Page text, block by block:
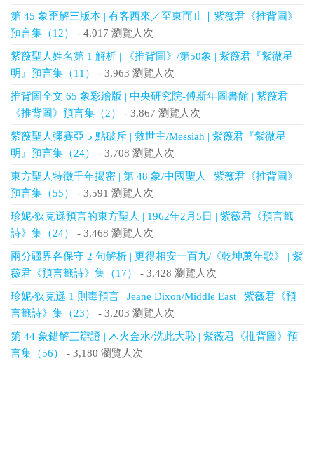
第 45 象歪解三版本 | 有客西來／至東而止｜紫薇君《推背圖》
預言集（12）
- 4,017 瀏覽人次
紫薇聖人姓名第 1 解析 | 《推背圖》/第50象 | 紫薇君『紫微星
明』預言集（11）
- 3,963 瀏覽人次
推背圖全文 65 象彩繪版 | 中央研究院-傅斯年圖書館 | 紫薇君
《推背圖》預言集（2）
- 3,867 瀏覽人次
紫薇聖人彌賽亞 5 點破斥 | 救世主/Messiah | 紫薇君『紫微星
明』預言集（24）
- 3,708 瀏覽人次
東方聖人特徵千年揭密 | 第 48 象/中國聖人 | 紫薇君《推背圖》
預言集（55）
- 3,591 瀏覽人次
珍妮‧狄克遜預言的東方聖人 | 1962年2月5日 | 紫薇君《預言籤
詩》集（24）
- 3,468 瀏覽人次
兩分疆界各保守 2 句解析 | 更得相安一百九/《乾坤萬年歌》 | 紫
薇君《預言籤詩》集（17）
- 3,428 瀏覽人次
珍妮‧狄克遜 1 則毒預言 | Jeane Dixon/Middle East | 紫薇君《預
言籤詩》集（23）
- 3,203 瀏覽人次
第 44 象錯解三辯證 | 木火金水/洗此大恥 | 紫薇君《推背圖》預
言集（56）
- 3,180 瀏覽人次